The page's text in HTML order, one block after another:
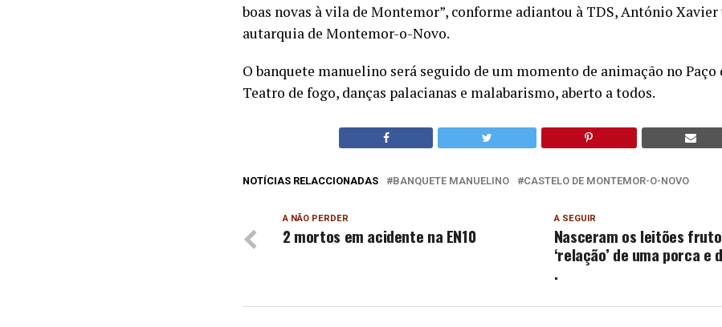
boas novas à vila de Montemor”, conforme adiantou à TDS, António Xavier
autarquia de Montemor-o-Novo.
O banquete manuelino será seguido de um momento de animação no Paço
Teatro de fogo, danças palacianas e malabarismo, aberto a todos.
NOTÍCIAS RELACCIONADAS BANQUETE MANUELINO CASTELO DE MONTEMOR-O-NOVO
A SEGUIR
Nasceram os leitões
‘relação’ de uma porca e
.
A NÃO PERDER
2 mortos em acidente na EN10